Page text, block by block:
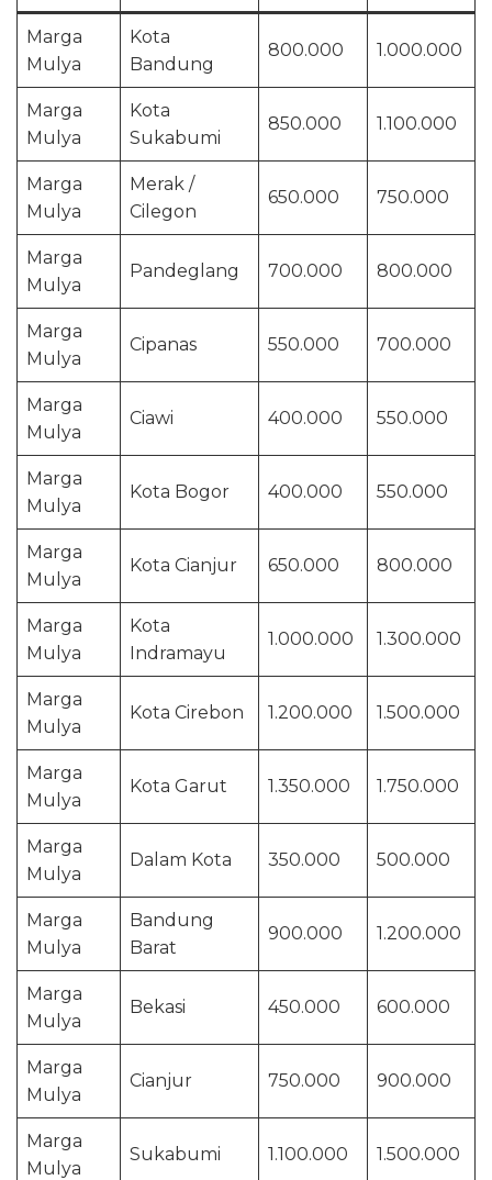
Marga
Mulya
Kota
Bandung
800.000 1.000.000
Marga
Mulya
Kota
Sukabumi
850.000 1.100.000
Marga
Mulya
Merak /
Cilegon
650.000 750.000
Marga
Mulya
Pandeglang 700.000 800.000
Marga
Mulya
Cipanas 550.000 700.000
Marga
Mulya
Ciawi 400.000 550.000
Marga
Mulya
Kota Bogor 400.000 550.000
Marga
Mulya
Kota Cianjur 650.000 800.000
Marga
Mulya
Kota
Indramayu
1.000.000 1.300.000
Marga
Mulya
Kota Cirebon 1.200.000 1.500.000
Marga
Mulya
Kota Garut 1.350.000 1.750.000
Marga
Mulya
Dalam Kota 350.000 500.000
Marga
Mulya
Bandung
Barat
900.000 1.200.000
Marga
Mulya
Bekasi 450.000 600.000
Marga
Mulya
Cianjur 750.000 900.000
Marga
Mulya
Sukabumi 1.100.000 1.500.000